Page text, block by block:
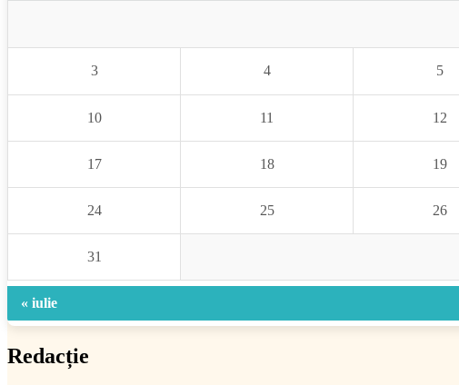
3 4 5
10 11 12
17 18 19
24 25 26
31
« iulie
Redacție